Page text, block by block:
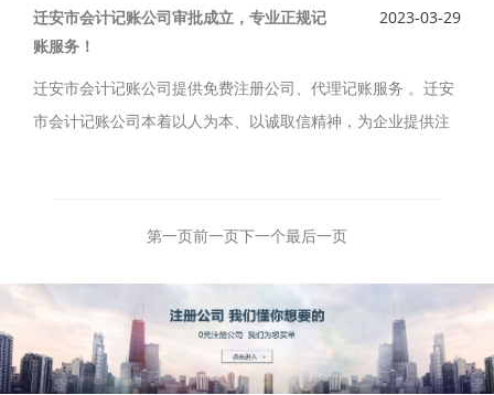
证核准，专业北京海淀区代理记账、税务申报等服务。
迁安市会计记账公司审批成立，专业正规记
账服务！
2023-03-29
迁安市会计记账公司提供免费注册公司、代理记账服务 。迁安
市会计记账公司本着以人为本、以诚取信精神，为企业提供注
第一页前一页下一个最后一页